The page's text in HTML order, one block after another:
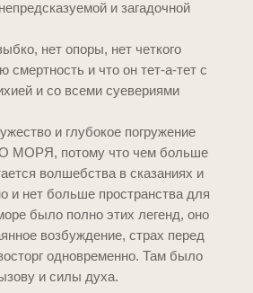
и загадочной
нет опоры, нет четкого
и что он тет-а-тет с
и со всеми суевериями
и глубокое погружение
МОРЯ, потому что чем больше
волшебства в сказаниях и
и нет больше пространства для
было полно этих легенд, оно
возбуждение, страх перед
одновременно. Там было
и силы духа.